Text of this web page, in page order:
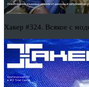
Хакер #324. Всякое с